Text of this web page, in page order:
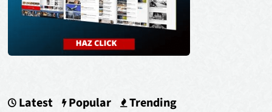
Latest Popular Trending